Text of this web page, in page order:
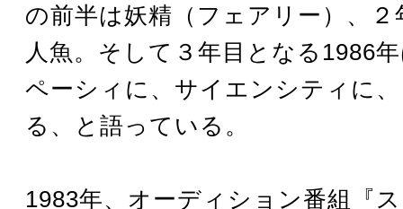
の前半は妖精（フェアリー）、２
人魚。そして３年目となる1986
ペーシィに、サイエンシティに
る、と語っている。
1983年、オーディション番組『